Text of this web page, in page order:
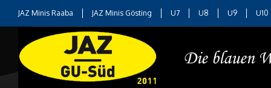
JAZ Minis Raaba JAZ Minis Gösting U7 U8 U9 U10